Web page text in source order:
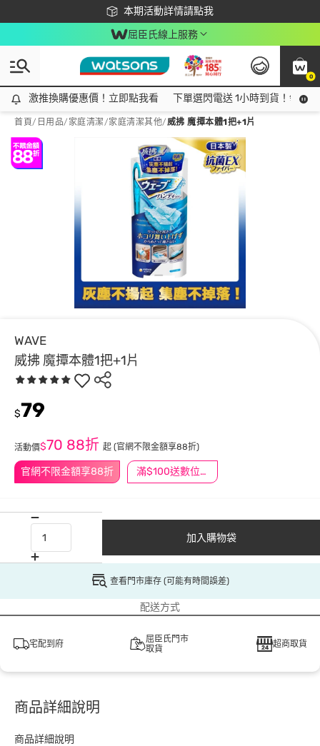
本期活動詳情請點我
下載app最高回饋$350
屈臣氏線上服務
0
激推換購優惠價！立即點我看
激推換購優惠價！立即點我看 下單選閃電送 1小時到貨！領神
首頁/ 日用品/ 家庭清潔/家庭清潔其他/威拂 魔撢本體1把+1片
WAVE
威拂 魔撢本體1把+1片
官網不限金額享88折 滿$100送數位印花
$79
活動價$70 88折 起 (官網不限金額享88折)
加入購物袋
查看門市庫存 (可能有時間誤差)
配送方式
宅配到府
屈臣氏門市
取貨
超商取貨
商品詳細說明
商品詳細說明